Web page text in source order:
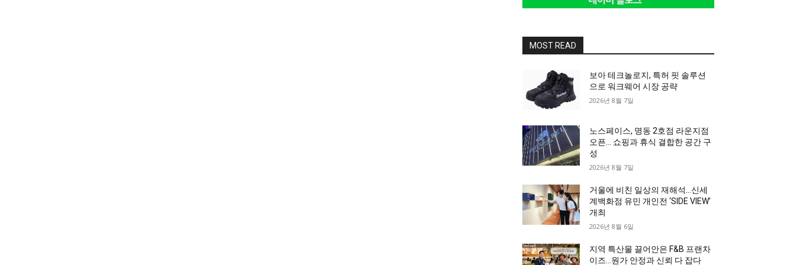
MOST READ
보아 테크놀로지, 특허 핏 솔루션
으로 워크웨어 시장 공략
2026년 8월 7일
노스페이스, 명동 2호점 라운지점
오픈… 쇼핑과 휴식 결합한 공간 구
성
2026년 8월 7일
거울에 비친 일상의 재해석…신세
계백화점 유민 개인전 ‘SIDE VIEW’
개최
2026년 8월 6일
지역 특산물 끌어안은 F&B 프랜차
이즈…원가 안정과 신뢰 다 잡다